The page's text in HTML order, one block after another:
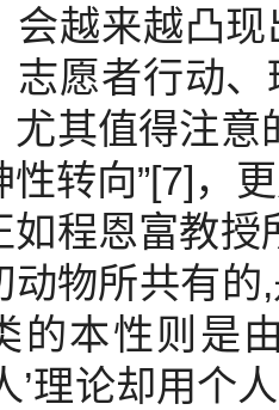
会越来越凸
志愿者行动
尤其值得注意
性转向”[7]，
如程恩富教授
动物所共有
的本性则是
’理论却用